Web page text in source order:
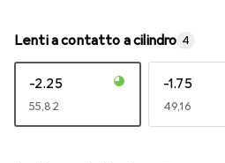
Lenti a contatto a cilindro 4
-2.25
EUR
55,82
-1.75
EUR
49,16